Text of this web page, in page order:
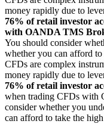
money rapidly due to
76% of retail investor
with OANDA TMS
You should consider
whether you can afford
CFDs are complex
money rapidly due to
76% of retail investor
when trading CFDs with
consider whether you
can afford to take the